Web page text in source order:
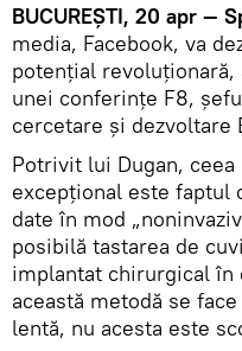
BUCUREŞTI, 20 apr —
media, Facebook, va
potențial
unei conferinţe F8,
cercetare şi dezvoltare
Potrivit lui Dugan,
excepțional este faptul
date în mod
posibilă tastarea de
implantat chirurgical în
această metodă se
lentă, nu acesta este